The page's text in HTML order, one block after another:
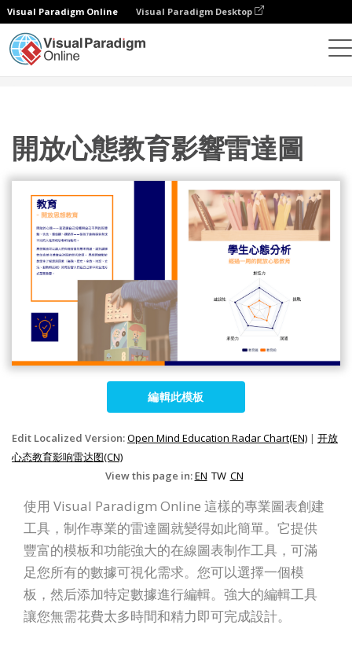
Visual Paradigm Online Visual Paradigm Desktop
開放心態教育影響雷達圖
編輯此模板
Edit Localized Version:Open Mind Education Radar Chart(EN) | 开放
心态教育影响雷达图(CN)
View this page in:EN TW CN
使用 Visual Paradigm Online 這樣的專業圖表創建
工具，制作專業的雷達圖就變得如此簡單。它提供
豐富的模板和功能強大的在線圖表制作工具，可滿
足您所有的數據可視化需求。您可以選擇一個模
板，然后添加特定數據進行編輯。強大的編輯工具
讓您無需花費太多時間和精力即可完成設計。